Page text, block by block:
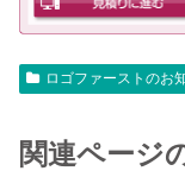
ロゴファーストのお
関連ページ